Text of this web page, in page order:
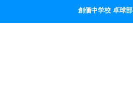
創価中学校 卓球部